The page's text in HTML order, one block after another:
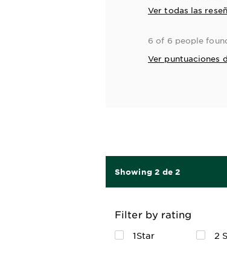
Ver todas las
6 of 6 people
Ver puntuaciones
Showing 2 de 2
Filter by rating
1Star 2